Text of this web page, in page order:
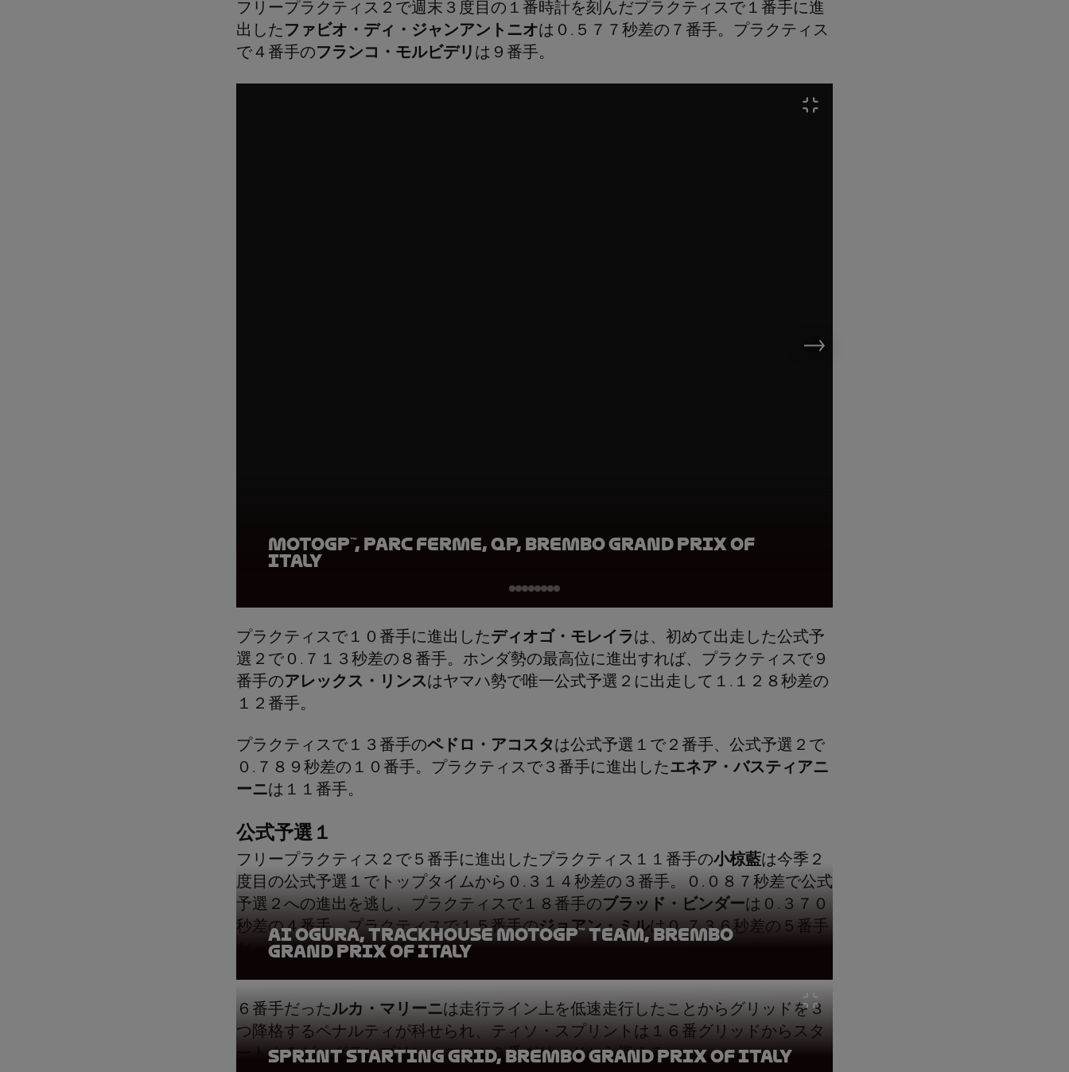
フリープラクティス２で週末３度目の１番時計を刻んだプラクティスで１番手に進
出した ファビオ・ディ・ジャンアントニオは０.５７７秒差の７番手。プラクティス
で４番手のフランコ・モルビデリ は９番手。
MotoGP™, Parc Ferme, QP, Brembo Grand Prix of
Italy
プラクティスで１０番手に進出したディオゴ・モレイラは、初めて出走した公式予
選２で０.７１３秒差の８番手。ホンダ勢の最高位に進出すれば、プラクティスで９
番手のアレックス・リンスはヤマハ勢で唯一公式予選２に出走して１.１２８秒差の
１２番手。
プラクティスで１３番手のペドロ・アコスタは公式予選１で２番手、公式予選２で
０.７８９秒差の１０番手。プラクティスで３番手に進出したエネア・バスティアニ
ーニは１１番手。
公式予選１
フリープラクティス２で５番手に進出したプラクティス１１番手の小椋藍は今季２
度目の公式予選１でトップタイムから０.３１４秒差の３番手。０.０８７秒差で公式
予選２への進出を逃し、プラクティスで１８番手のブラッド・ビンダーは０.３７０
秒差の４番手。プラクティスで１５番手のジョアン・ミルは０.７３６秒差の５番手
だった。
Ai Ogura, Trackhouse MotoGP™ Team, Brembo
Grand Prix of Italy
６番手だったルカ・マリーニは走行ライン上を低速走行したことからグリッドを３
つ降格するペナルティが科せられ、ティソ・スプリントは１６番グリッドからスタ
ートするが、グランプリレースは１９番グリッドから迎える。
Sprint Starting grid, Brembo Grand Prix of Italy